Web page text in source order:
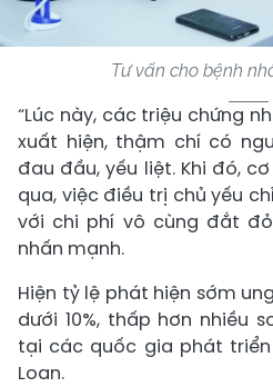
Tư vấn cho bệnh
“Lúc này, các triệu chứng
xuất hiện, thậm chí có
đau đầu, yếu liệt. Khi đó,
qua, việc điều trị chủ yếu
với chi phí vô cùng đắt
nhấn mạnh.
Hiện tỷ lệ phát hiện sớm
dưới 10%, thấp hơn nhiều
tại các quốc gia phát
Loan.